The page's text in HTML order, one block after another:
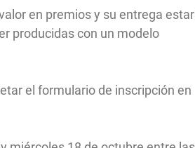
en premios y su entrega
producidas con un modelo
el formulario de inscripción en